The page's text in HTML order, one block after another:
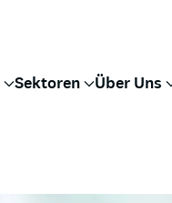
Sektoren Über Uns